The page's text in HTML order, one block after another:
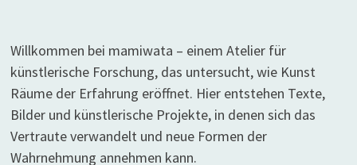
Willkommen bei mamiwata – einem Atelier für
künstlerische Forschung, das untersucht, wie Kunst
Räume der Erfahrung eröffnet. Hier entstehen Texte,
Bilder und künstlerische Projekte, in denen sich das
Vertraute verwandelt und neue Formen der
Wahrnehmung annehmen kann.